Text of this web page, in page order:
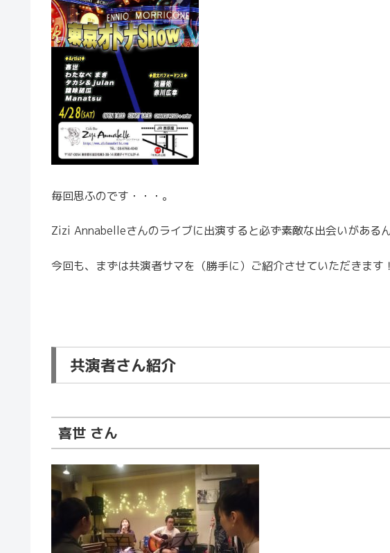
毎回思ふのです・・・。
Zizi Annabelleさんのライブに出演すると必ず素敵な出会いがある
今回も、まずは共演者サマを（勝手に）ご紹介させていただきます！
共演者さん紹介
喜世 さん